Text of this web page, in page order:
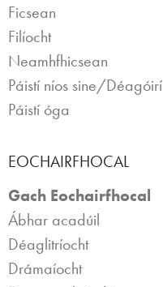
Ficsean
Filíocht
Neamhfhicsean
Páistí níos sine/Déagóirí
Páistí óga
EOCHAIRFHOCAL
Gach Eochairfhocal
Ábhar acadúil
Déaglitríocht
Drámaíocht